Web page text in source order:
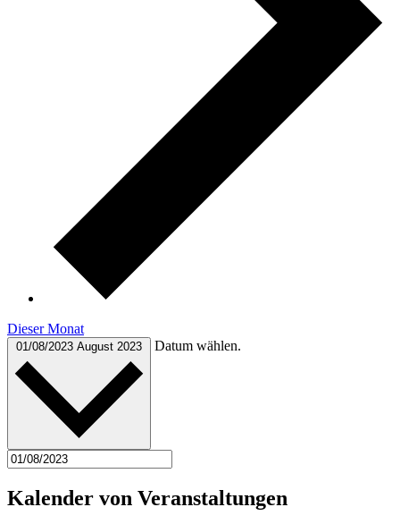
Dieser Monat
01/08/2023 August 2023 Datum wählen.
Kalender von Veranstaltungen